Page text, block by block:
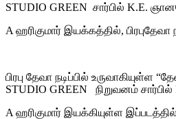
STUDIO GREEN சார்பில் K.E.
A ஹரிகுமார் இயக்கத்தில்,
பிரபு தேவா நடிப்பில்
STUDIO GREEN நிறுவனம்
A ஹரிகுமார் இயக்கியுள்ள